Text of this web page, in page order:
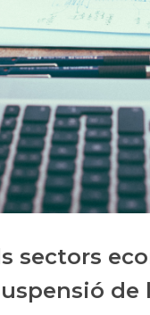
sectors